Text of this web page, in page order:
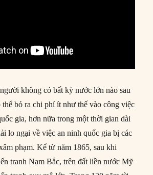
không có bất kỳ nước lớn nào sau
bỏ ra chi phí ít như thế vào công việc
gia, hơn nữa trong một thời gian dài
lo ngại về việc an ninh quốc gia bị các
phạm. Kể từ năm 1865, sau khi
tranh Nam Bắc, trên đất liền nước Mỹ